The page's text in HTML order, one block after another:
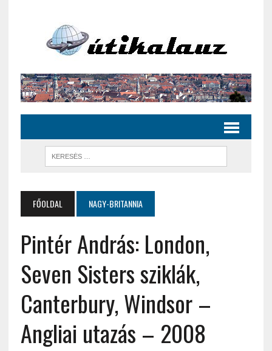
FŐOLDAL NAGY-BRITANNIA
Pintér András: London,
Seven Sisters sziklák,
Canterbury, Windsor –
Angliai utazás – 2008